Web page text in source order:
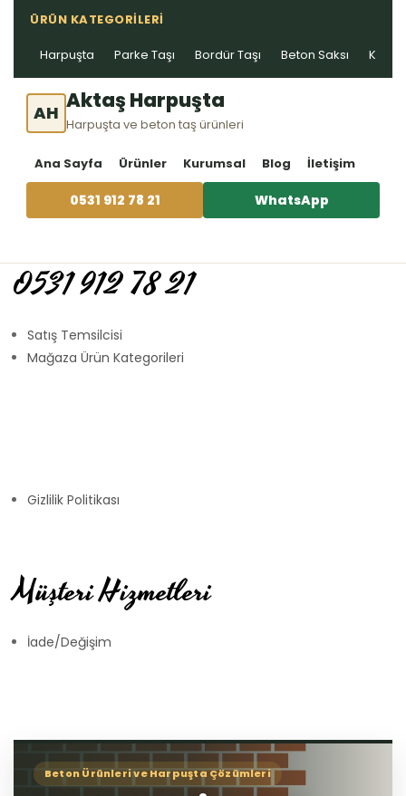
ÜRÜN KATEGORILERI
Harpuşta Parke Taşı Bordür Taşı Beton Saksı Kablo
AH Aktaş Harpuşta
Harpuşta ve beton taş ürünleri
Ana Sayfa Ürünler Kurumsal Blog İletişim
0531 912 78 21 WhatsApp
0531 912 78 21
Satış Temsilcisi
Mağaza Ürün Kategorileri
Gizlilik Politikası
Müşteri Hizmetleri
İade/Değişim